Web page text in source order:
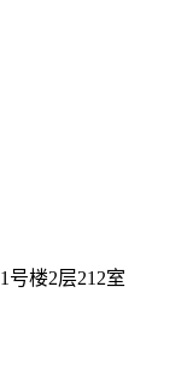
号楼2层212室